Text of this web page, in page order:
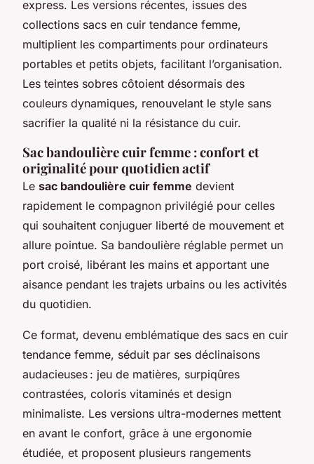
express. Les versions récentes, issues des
collections sacs en cuir tendance femme,
multiplient les compartiments pour ordinateurs
portables et petits objets, facilitant l’organisation.
Les teintes sobres côtoient désormais des
couleurs dynamiques, renouvelant le style sans
sacrifier la qualité ni la résistance du cuir.
Sac bandoulière cuir femme : confort et
originalité pour quotidien actif
Le sac bandoulière cuir femme devient
rapidement le compagnon privilégié pour celles
qui souhaitent conjuguer liberté de mouvement et
allure pointue. Sa bandoulière réglable permet un
port croisé, libérant les mains et apportant une
aisance pendant les trajets urbains ou les activités
du quotidien.
Ce format, devenu emblématique des sacs en cuir
tendance femme, séduit par ses déclinaisons
audacieuses : jeu de matières, surpiqûres
contrastées, coloris vitaminés et design
minimaliste. Les versions ultra-modernes mettent
en avant le confort, grâce à une ergonomie
étudiée, et proposent plusieurs rangements